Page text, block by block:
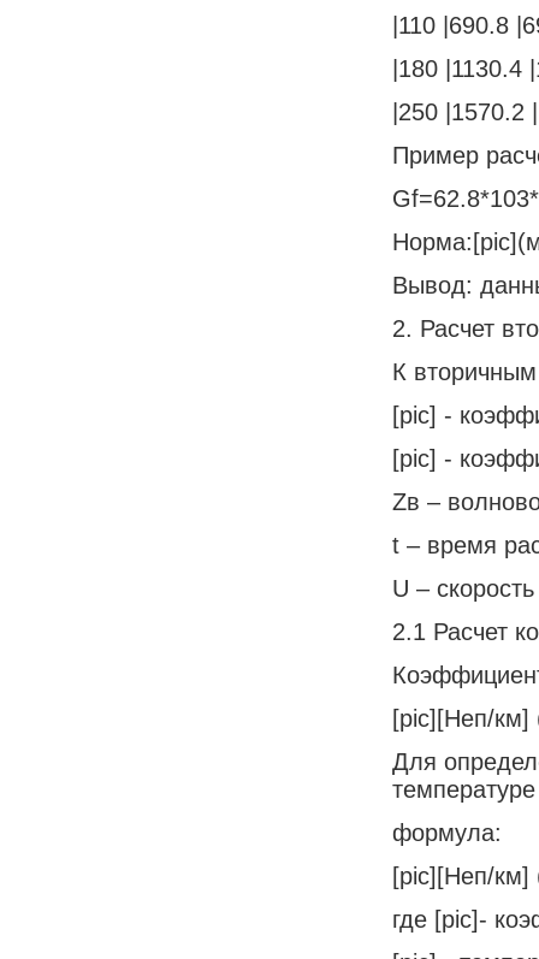
|110 |690.8
|180 |1130.4
|250 |1570.2
Пример
Вывод:
2. Расчет
К
[pic] -
[pic] -
Zв –
t – время
U –
2.1 Расчет
[pic][Неп/км]
Для
формула:
[pic][Неп/км]
где [pic]-